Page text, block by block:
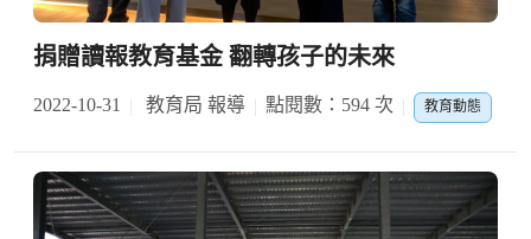
捐贈讀報教育基金 翻轉孩子的未來
2022-10-31 教育局 報導 點閱數：594 次 教育動態